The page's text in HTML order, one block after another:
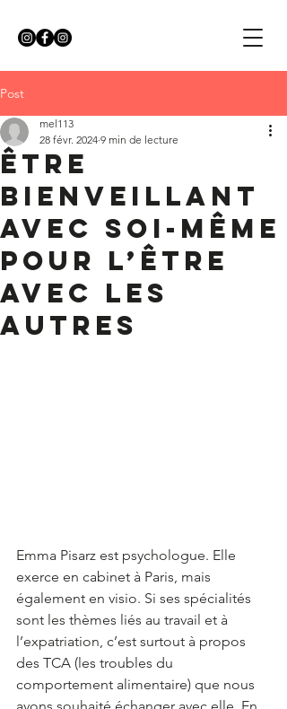
Post
Être
bienveillant
avec soi-même
pour l’être
avec les
autres
mel113
28 févr. 2024 9 min de lecture
Emma Pisarz est psychologue. Elle
exerce en cabinet à Paris, mais
également en visio. Si ses spécialités
sont les thèmes liés au travail et à
l’expatriation, c’est surtout à propos
des TCA (les troubles du
comportement alimentaire) que nous